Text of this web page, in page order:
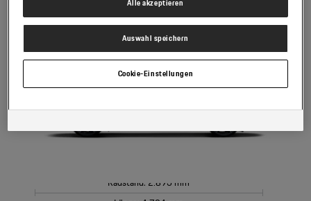
Radstand: 2.893 mm
Es steht Ihnen frei, Ihre Einwilligung jederzeit zu geben, zu verweigern
oder zurückzuziehen.
Verantwortlich für diese Website und die Cookies ist die Porsche Austria
GmbH und Co. OG. Nähere Informationen über Cookies finden Sie in der
Cookie-Richtlinie oder in den Cookie-Einstellungen. Sie finden die Cookie-
Einstellungen am Ende der Webseite.
Hinweis zu Cookies für Marketingzwecke:Sofern Sie über einen von uns
Daten, sofern Sie dem explizit zugestimmt („Cookies mit
eines Porsche Betriebs, Porsche Inter Auto GmbH & Co KG, eingesehen
Auswahl speichern
Cookie-Einstellungen